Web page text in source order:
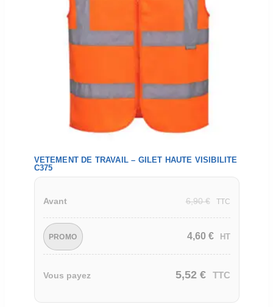
VETEMENT DE TRAVAIL – GILET HAUTE VISIBILITE
C375
Avant 6,90€ TTC
PROMO 4,60 € HT
Vous payez 5,52 € TTC